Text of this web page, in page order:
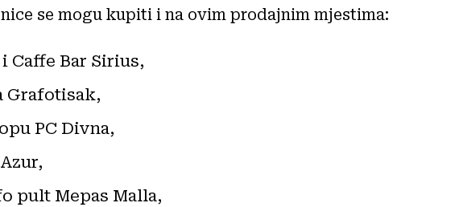
se mogu kupiti i na ovim prodajnim mjestima:
Caffe Bar Sirius,
Grafotisak,
PC Divna,
pult Mepas Malla,